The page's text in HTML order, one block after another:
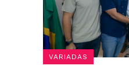
VARIADAS